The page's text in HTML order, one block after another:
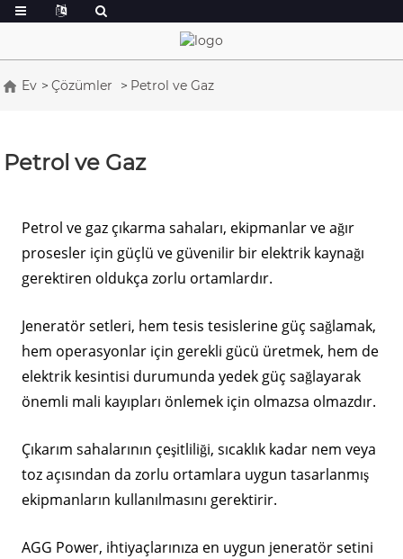
Ev Çözümler Petrol ve Gaz
Petrol ve Gaz
Petrol ve gaz çıkarma sahaları, ekipmanlar ve ağır
prosesler için güçlü ve güvenilir bir elektrik kaynağı
gerektiren oldukça zorlu ortamlardır.
Jeneratör setleri, hem tesis tesislerine güç sağlamak,
hem operasyonlar için gerekli gücü üretmek, hem de
elektrik kesintisi durumunda yedek güç sağlayarak
önemli mali kayıpları önlemek için olmazsa olmazdır.
Çıkarım sahalarının çeşitliliği, sıcaklık kadar nem veya
toz açısından da zorlu ortamlara uygun tasarlanmış
ekipmanların kullanılmasını gerektirir.
AGG Power, ihtiyaçlarınıza en uygun jeneratör setini